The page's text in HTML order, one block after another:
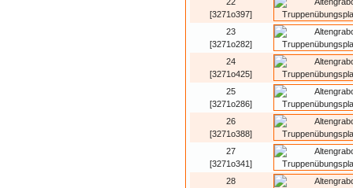
[3271o397]
23
[3271o282]
24
[3271o425]
25
[3271o286]
26
[3271o388]
27
[3271o341]
28